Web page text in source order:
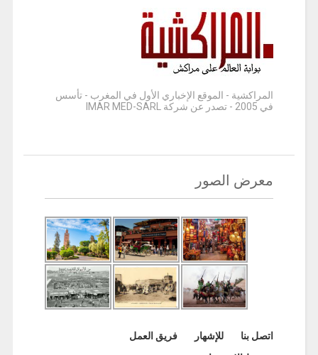
المراكشية - الموقع الإخباري الأول في المغرب - تأسس
في 2005 - تصدر عن شركة IMAR MED-SARL
معرض الصور
اتصل بنا للإشهار
فريق العمل